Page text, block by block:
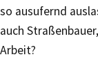
so ausufernd
auch
Arbeit?